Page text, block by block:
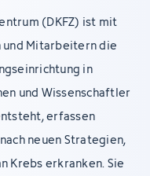
(DKFZ) ist mit
Mitarbeitern die
in
und Wissenschaftler
erfassen
neuen Strategien,
Krebs erkranken. Sie